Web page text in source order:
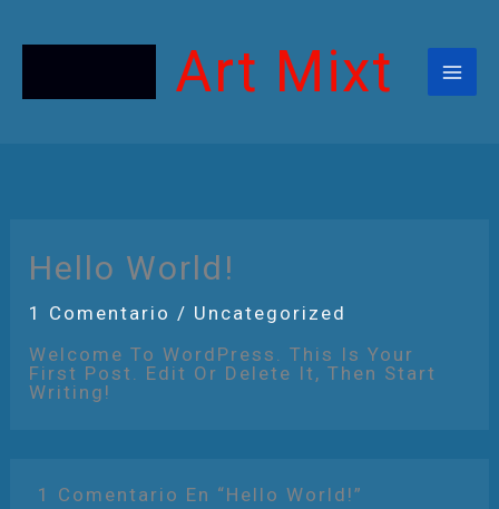
Contenido
Art Mixt
Hello World!
1 Comentario / Uncategorized
Welcome To WordPress. This Is Your
First Post. Edit Or Delete It, Then Start
Writing!
1 Comentario En “Hello World!”